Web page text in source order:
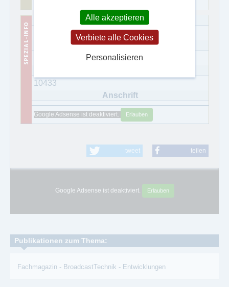
Titel eingestellt
10433
Google Adsense ist deaktiviert. Erlauben
tweet teilen
Google Adsense ist deaktiviert. Erlauben
Publikationen zum Thema:
Fachmagazin - BroadcastTechnik - Entwicklungen
Alle akzeptieren
Verbiete alle Cookies
Personalisieren